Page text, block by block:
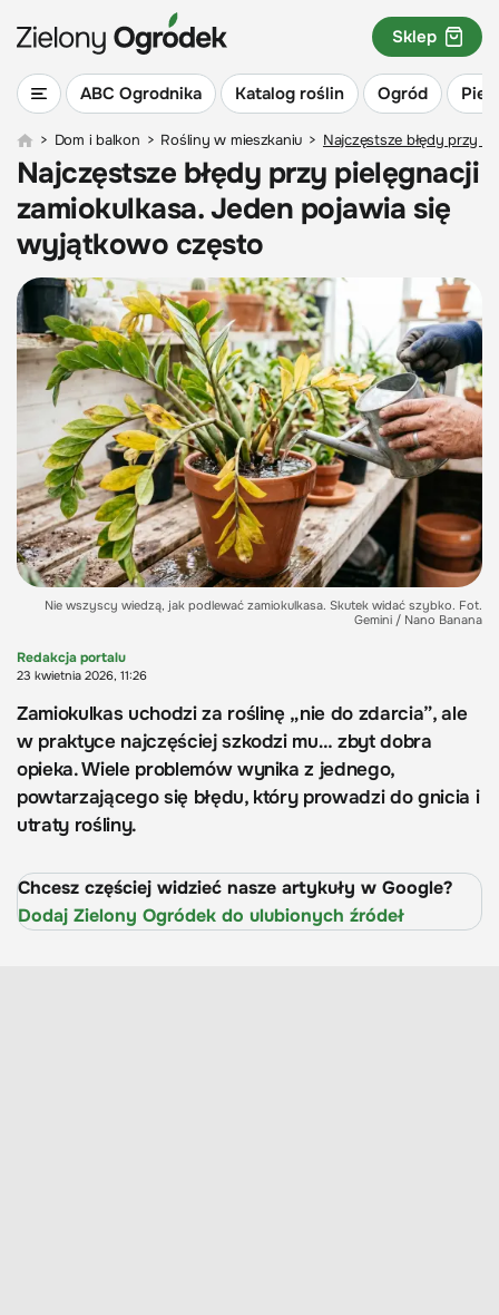
ABC Ogrodnika Katalog roślin Ogród
Sklep
> Dom i balkon > Rośliny w mieszkaniu > Najczęstsze błędy przy
Najczęstsze błędy przy pielęgnacji
zamiokulkasa. Jeden pojawia się
wyjątkowo często
Nie wszyscy wiedzą, jak podlewać zamiokulkasa. Skutek widać szybko. Fot.
Gemini / Nano Banana
Redakcja portalu
23 kwietnia 2026, 11:26
Zamiokulkas uchodzi za roślinę „nie do zdarcia”, ale
w praktyce najczęściej szkodzi mu… zbyt dobra
opieka. Wiele problemów wynika z jednego,
powtarzającego się błędu, który prowadzi do gnicia i
utraty rośliny.
Chcesz częściej widzieć nasze artykuły w Google?
Dodaj Zielony Ogródek do ulubionych źródeł